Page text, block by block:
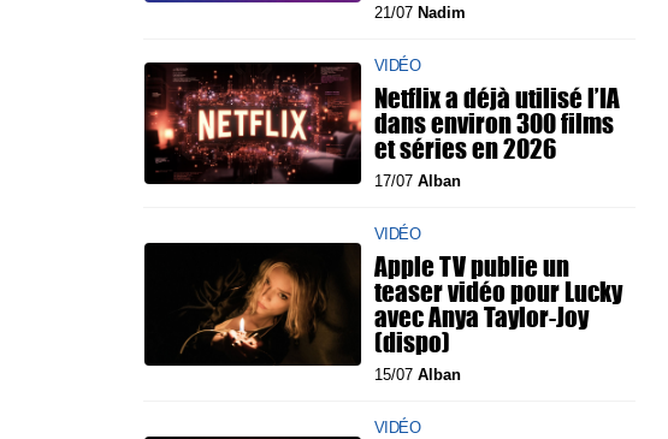
21/07 Nadim
VIDÉO
Netflix a déjà utilisé l’IA
dans environ 300 films
et séries en 2026
17/07 Alban
VIDÉO
Apple TV publie un
teaser vidéo pour Lucky
avec Anya Taylor-Joy
(dispo)
15/07 Alban
VIDÉO